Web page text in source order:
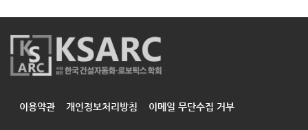
이용약관 개인정보처리방침 이메일 무단수집 거부